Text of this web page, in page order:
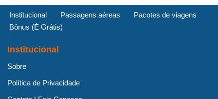
Institucional Passagens aéreas
Pacotes de viagens
Bônus (É Grátis)
Institucional
Sobre
Política de Privacidade